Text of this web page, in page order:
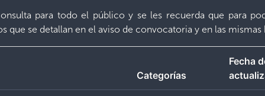
para todo el público y se les recuerda que para
que se detallan en el aviso de convocatoria y en las
Categorías
Fecha